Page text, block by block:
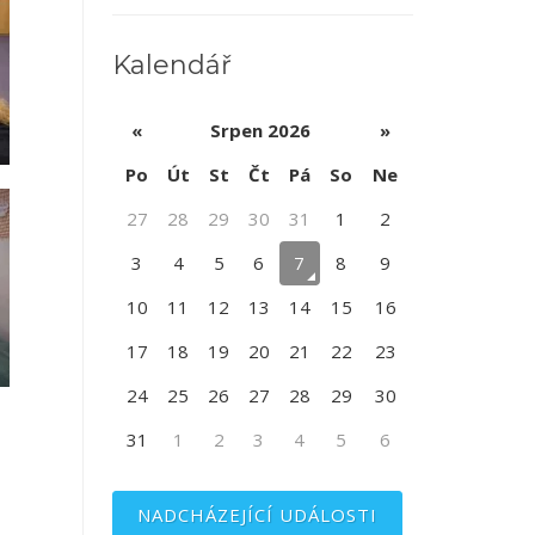
Kalendář
« Srpen 2026
»
Po
Út St Čt Pá So
Ne
27
28 29 30 31 1
2
3
4 5 6 7 8
9
10
11 12 13 14 15
16
17
18 19 20 21 22
23
24
25 26 27 28 29
30
31
1 2 3 4 5 6
NADCHÁZEJÍCÍ UDÁLOSTI